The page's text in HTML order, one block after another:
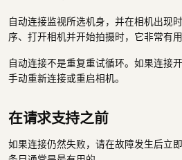
自动连接监视所选机身，并在相机出现
序、打开相机并开始拍摄时，它非常有用
自动连接不是重复重试循环。如果连接
手动重新连接或重启相机。
在请求支持之前
如果连接仍然失败，请在故障发生后立